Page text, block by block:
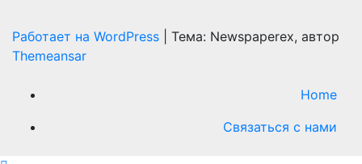
Работает на WordPress
Тема: Newspaperex, автор
Themeansar
Home
Связаться с нами